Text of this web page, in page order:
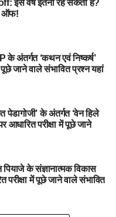
इस वर्ष इतना रह सकता है?
ऑफ!
अंतर्गत ‘कथन एवं निष्कर्ष’
पूछे जाने वाले संभावित प्रश्न यहां
के अंतर्गत ‘वेन हिले
आधारित परीक्षा में पूछे जाने
के संज्ञानात्मक विकास
परीक्षा में पूछे जाने वाले संभावित